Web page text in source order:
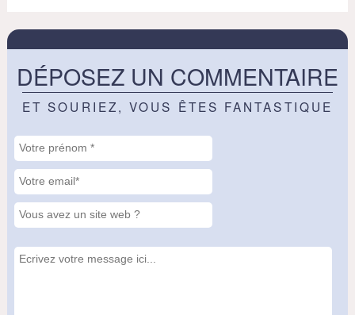
DÉPOSEZ UN COMMENTAIRE
ET SOURIEZ, VOUS ÊTES FANTASTIQUE